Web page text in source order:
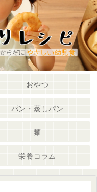
おやつ
パン・蒸しパン
麺
栄養コラム
検索